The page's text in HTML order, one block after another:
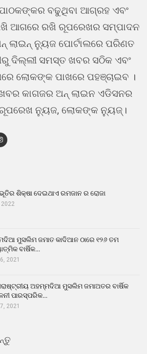
ବଢୁଥିବା ଆଗ୍ରହ ଏବଂ
ଆଗରେ ରଖି ରୂପରେଖର ସମ୍ପାଦନ
ଲାଇନ୍ ନ୍ୟୁଜ ପୋର୍ଟାଲରେ ପରିଣତ
ଦିଲ୍ଲୀ ସମସ୍ତ ଖବର ସଠିକ ଏବଂ
ଲୋକଙ୍କ ପାଖରେ ପହଞ୍ଚାଇବ ।
କାଗଜର ଅନ୍ ଲାଇନ ଏଡିସନର
ରୂପରେଖ ନ୍ୟୁଜ, ଲୋକଙ୍କ ନ୍ୟୁଜ୍।
ଶିକ୍ଷା ଦେଇଥାଏ ରମଜାନ ର ରୋଜା
2022
ମୁସଲିମ ଜମାତ କାଦିଆନ ଠାରେ ୧୨୬ ତମ
ବାର୍ଷିକ…
2021
ଅହମ୍ମଦିଆ ମୁସଲିମ ଜମାଅତର ବାର୍ଷିକ
ପାରସ୍ପରିକ…
2021